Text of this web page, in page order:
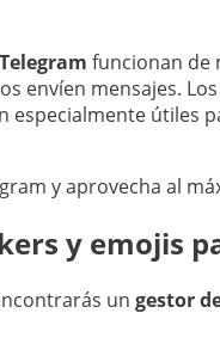
funcionan de
envíen mensajes.
especialmente
y aprovecha al
y emojis
un gestor